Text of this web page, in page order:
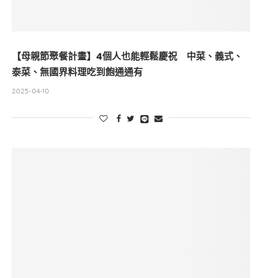
【母親節聚餐計畫】4個人也能輕鬆慶祝 中菜、義式、
泰菜、無國界料理吃到飽通通有
2025-04-10